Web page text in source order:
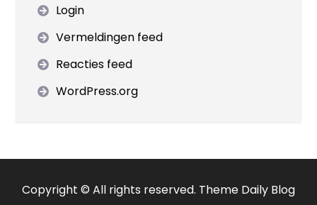
Login
Vermeldingen feed
Reacties feed
WordPress.org
Copyright © All rights reserved. Theme Daily Blog